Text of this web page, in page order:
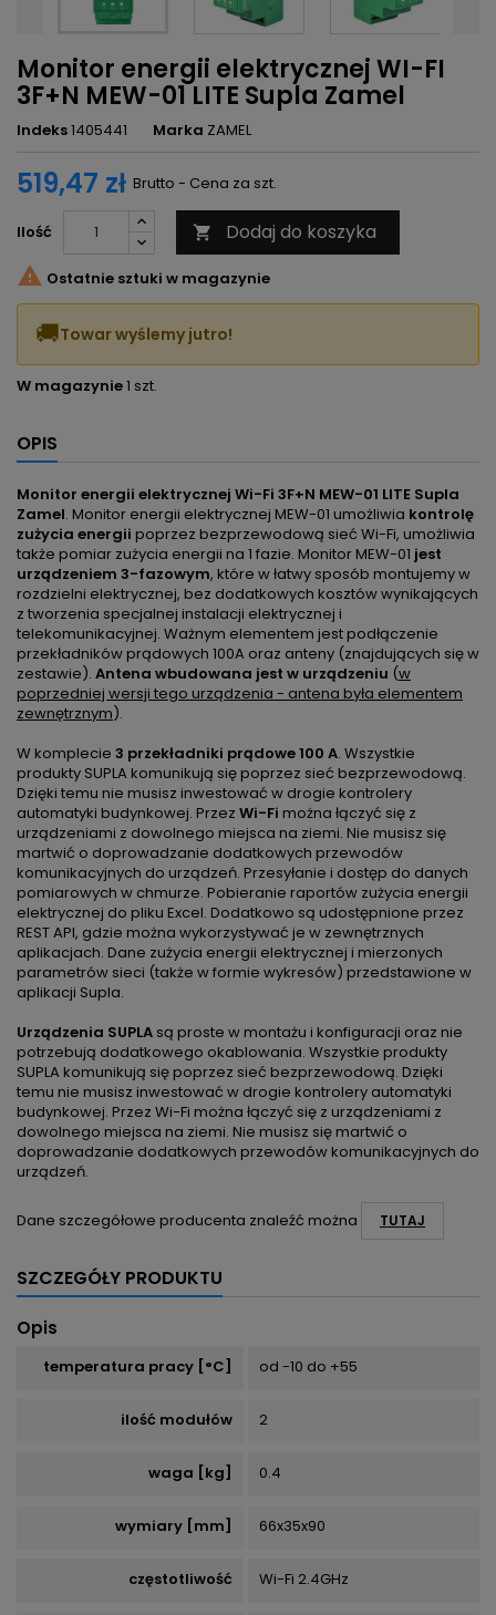
Monitor energii elektrycznej WI-FI
3F+N MEW-01 LITE Supla Zamel
Indeks1405441 Marka ZAMEL
519,47 zł Brutto - Cena za szt.
Ilość  Dodaj do koszyka
 Ostatnie sztuki w magazynie
🚚Towar wyślemy jutro!
W magazynie1 szt.
OPIS
Monitor energii elektrycznej Wi-Fi 3F+N MEW-01 LITE Supla
Zamel. Monitor energii elektrycznej MEW-01 umożliwia kontrolę
zużycia energii poprzez bezprzewodową sieć Wi-Fi, umożliwia
także pomiar zużycia energii na 1 fazie. Monitor MEW-01 jest
urządzeniem 3-fazowym, które w łatwy sposób montujemy w
rozdzielni elektrycznej, bez dodatkowych kosztów wynikających
z tworzenia specjalnej instalacji elektrycznej i
telekomunikacyjnej. Ważnym elementem jest podłączenie
przekładników prądowych 100A oraz anteny (znajdujących się w
zestawie). Antena wbudowana jest w urządzeniu (w
poprzedniej wersji tego urządzenia - antena była elementem
zewnętrznym).
W komplecie 3 przekładniki prądowe 100 A. Wszystkie
produkty SUPLA komunikują się poprzez sieć bezprzewodową.
Dzięki temu nie musisz inwestować w drogie kontrolery
automatyki budynkowej. Przez Wi-Fi można łączyć się z
urządzeniami z dowolnego miejsca na ziemi. Nie musisz się
martwić o doprowadzanie dodatkowych przewodów
komunikacyjnych do urządzeń. Przesyłanie i dostęp do danych
pomiarowych w chmurze. Pobieranie raportów zużycia energii
elektrycznej do pliku Excel. Dodatkowo są udostępnione przez
REST API, gdzie można wykorzystywać je w zewnętrznych
aplikacjach. Dane zużycia energii elektrycznej i mierzonych
parametrów sieci (także w formie wykresów) przedstawione w
aplikacji Supla.
Urządzenia SUPLA są proste w montażu i konfiguracji oraz nie
potrzebują dodatkowego okablowania. Wszystkie produkty
SUPLA komunikują się poprzez sieć bezprzewodową. Dzięki
temu nie musisz inwestować w drogie kontrolery automatyki
budynkowej. Przez Wi-Fi można łączyć się z urządzeniami z
dowolnego miejsca na ziemi. Nie musisz się martwić o
doprowadzanie dodatkowych przewodów komunikacyjnych do
urządzeń.
Dane szczegółowe producenta znaleźć można TUTAJ
SZCZEGÓŁY PRODUKTU
Opis
temperatura pracy [°C] od -10 do +55
ilość modułów 2
waga [kg] 0.4
wymiary [mm] 66x35x90
częstotliwość Wi-Fi 2.4GHz